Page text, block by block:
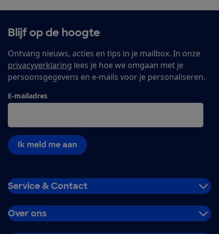
Blijf op de hoogte
Ontvang nieuws, acties en tips in je mailbox. In onze
privacyverklaring lees je hoe we omgaan met je
persoonsgegevens en e-mails voor je personaliseren.
E-mailadres
Ik meld me aan
Service & Contact
Over ons